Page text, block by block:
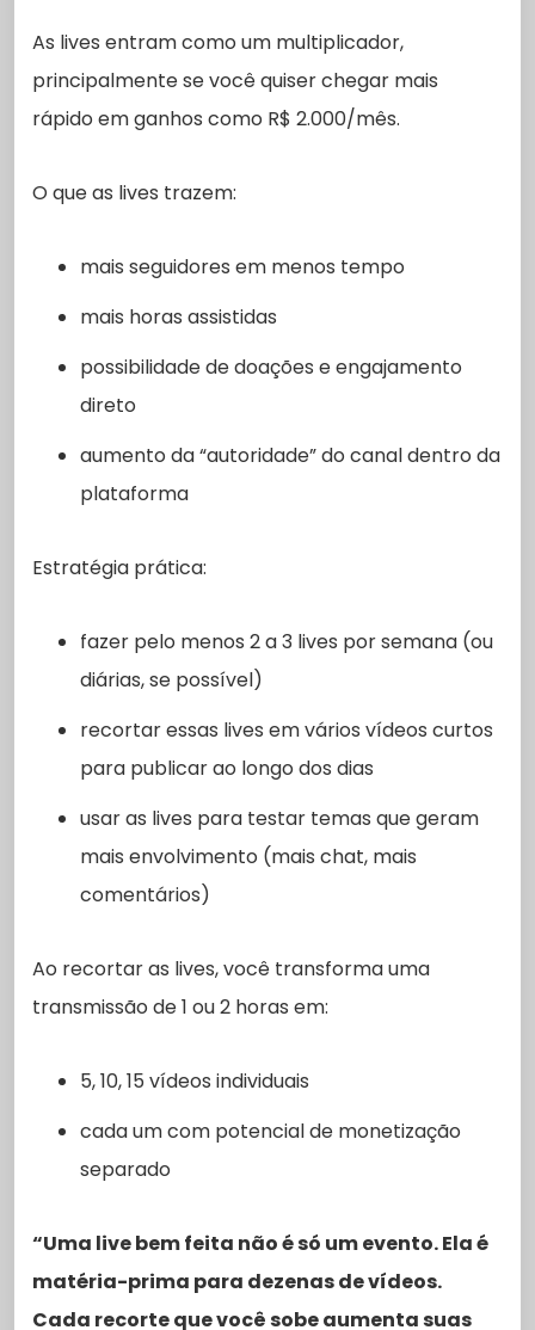
As lives entram como um multiplicador,
principalmente se você quiser chegar mais
rápido em ganhos como R$ 2.000/mês.
O que as lives trazem:
mais seguidores em menos tempo
mais horas assistidas
possibilidade de doações e engajamento
direto
aumento da “autoridade” do canal dentro da
plataforma
Estratégia prática:
fazer pelo menos 2 a 3 lives por semana (ou
diárias, se possível)
recortar essas lives em vários vídeos curtos
para publicar ao longo dos dias
usar as lives para testar temas que geram
mais envolvimento (mais chat, mais
comentários)
Ao recortar as lives, você transforma uma
transmissão de 1 ou 2 horas em:
5, 10, 15 vídeos individuais
cada um com potencial de monetização
separado
“Uma live bem feita não é só um evento. Ela é
matéria-prima para dezenas de vídeos.
Cada recorte que você sobe aumenta suas